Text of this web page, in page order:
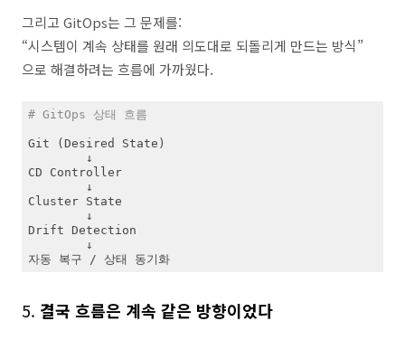
그리고 GitOps는 그 문제를:
“시스템이 계속 상태를 원래 의도대로 되돌리게 만드는 방식”
으로 해결하려는 흐름에 가까웠다.
# GitOps 상태 흐름
Git (Desired State)
CD Controller
Cluster State
Drift Detection
자동 복구 / 상태 동기화
5. 결국 흐름은 계속 같은 방향이었다